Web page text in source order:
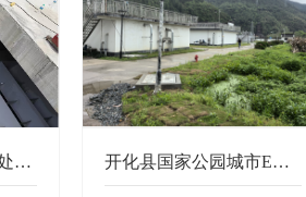
开化豆腐产业园污水处理项目 开化县国家公园城市EOD项目（城乡环境整治提升） ——马金镇集镇生活污水处理设施提升改造项目